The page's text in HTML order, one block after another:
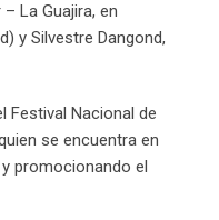
La Guajira, en
y Silvestre Dangond,
Festival Nacional de
se encuentra en
promocionando el